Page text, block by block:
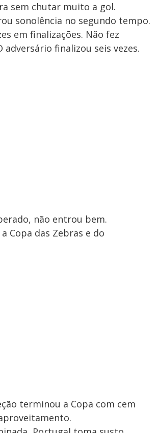
sem chutar muito a gol.
sonolência no segundo tempo.
em finalizações. Não fez
adversário finalizou seis vezes.
não entrou bem.
Copa das Zebras e do
terminou a Copa com cem